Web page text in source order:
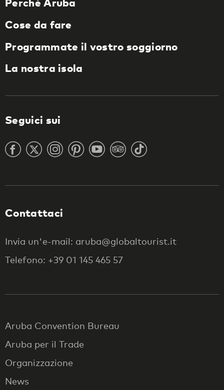
Perché Aruba
Cose da fare
Programmate il vostro soggiorno
La nostra isola
Seguici sui
Contattaci
Invia un'e-mail: aruba@globaltourist.it
Telefono: +39 01 145 465 57
Aruba Convention Bureau
Aruba per il Trade
Organizzazione
News